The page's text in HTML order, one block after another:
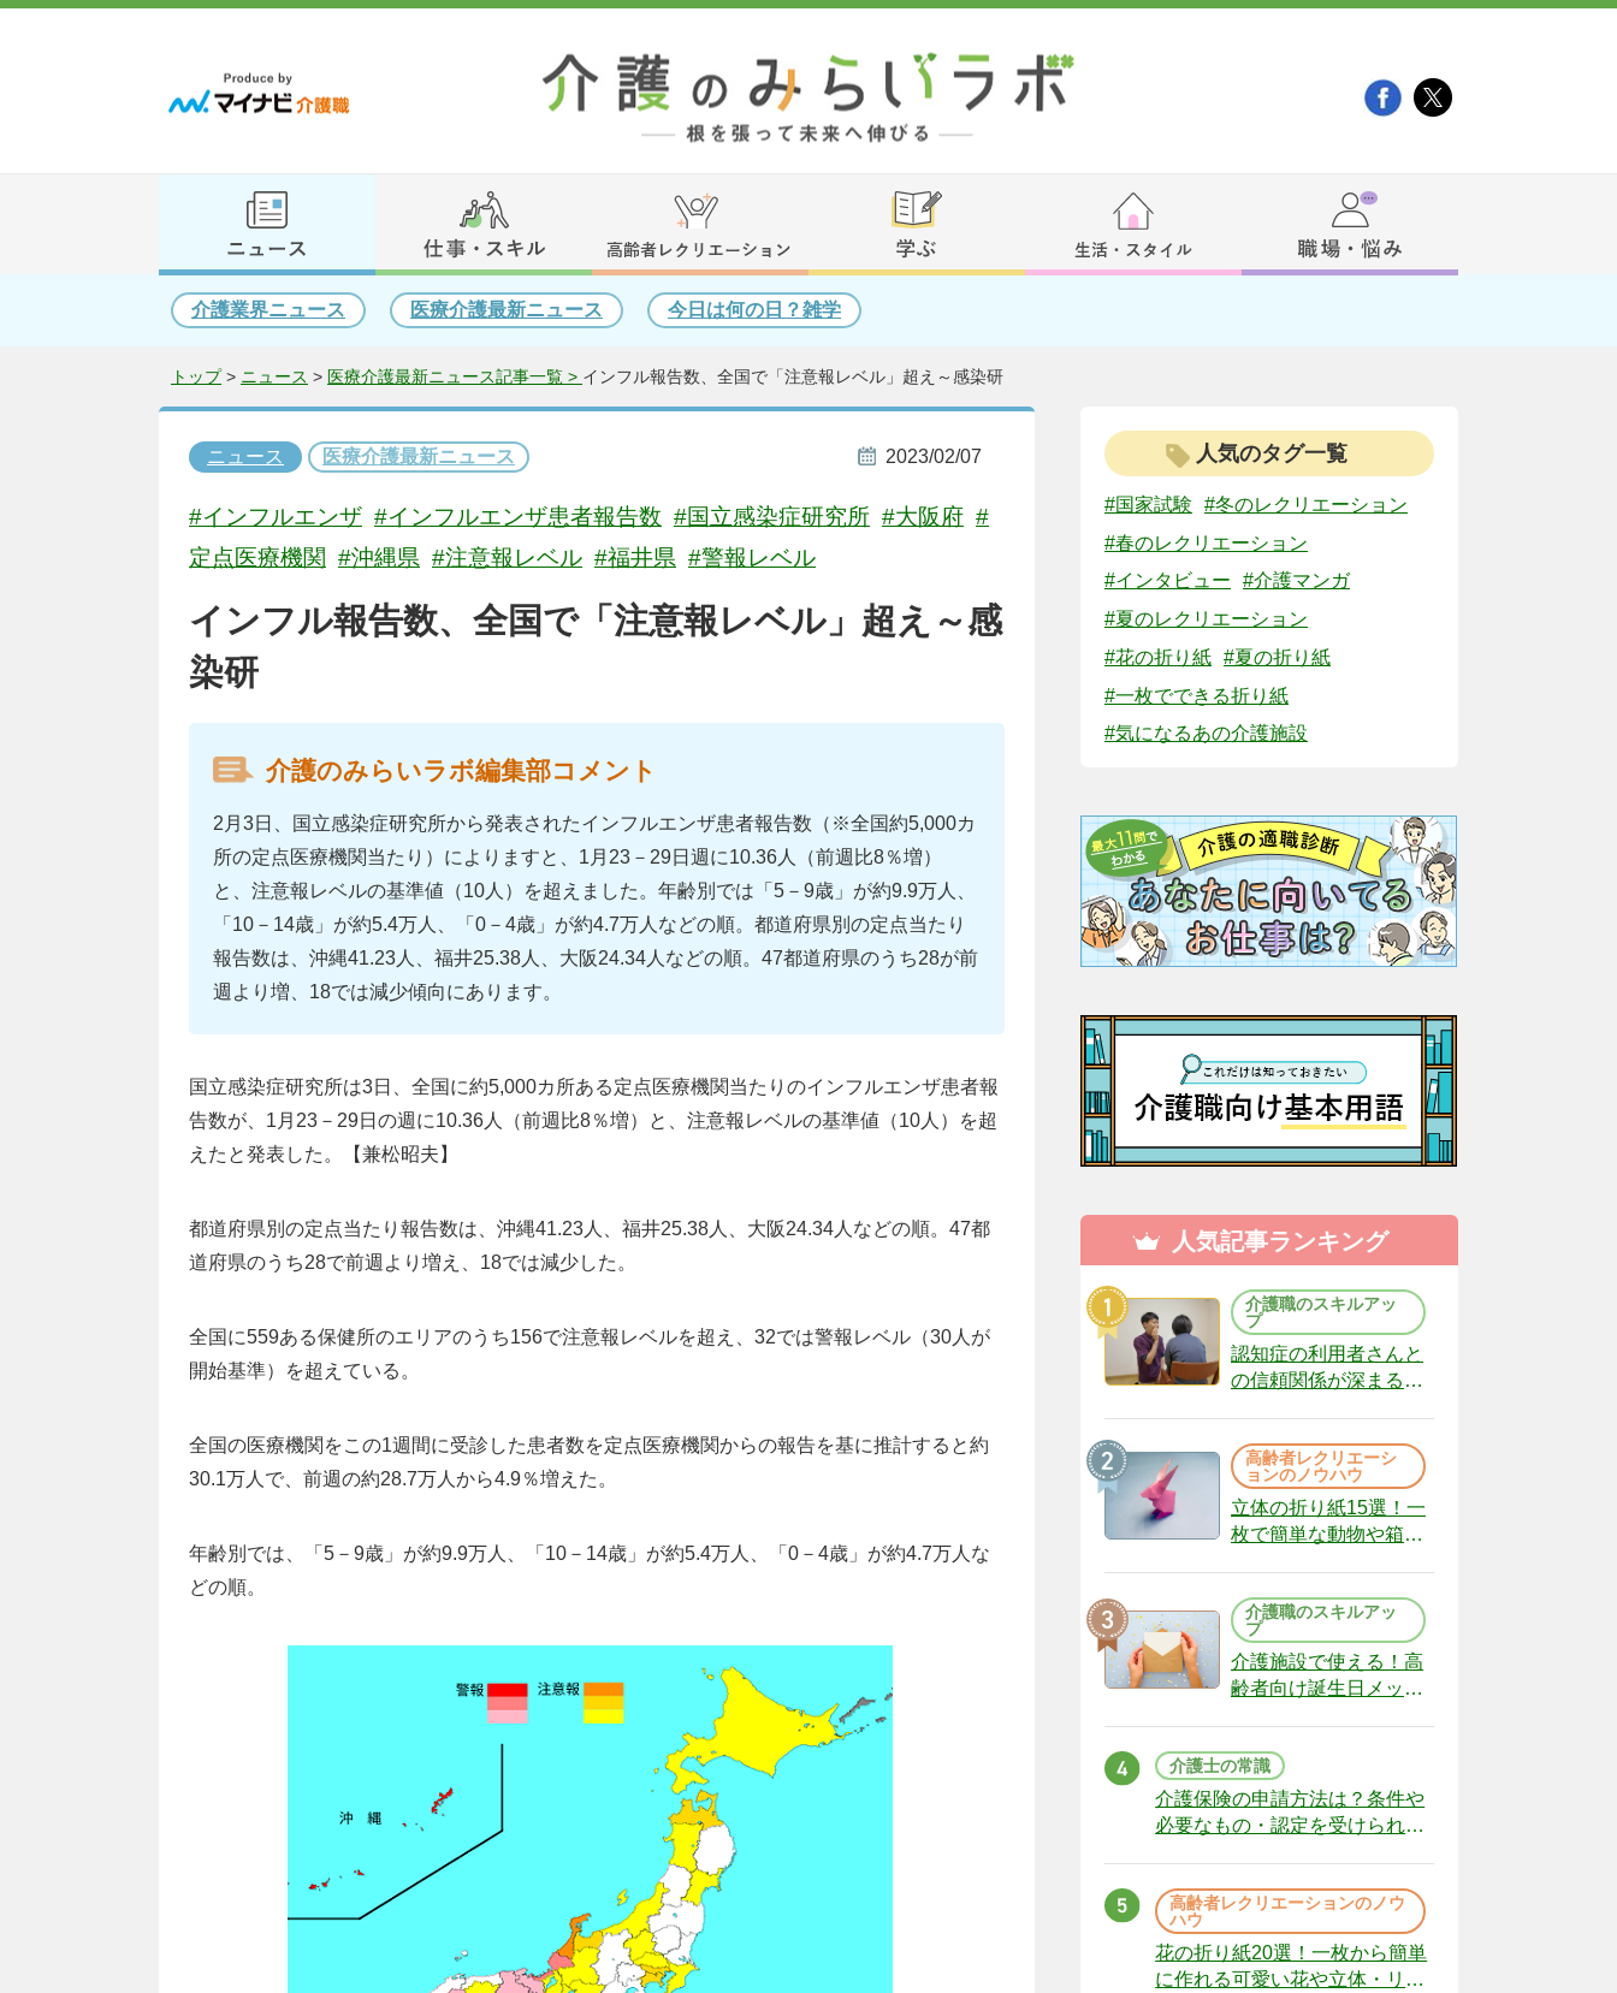
介護業界ニュース 医療介護最新ニュース 今日は何の日？雑学
トップ> ニュース > 医療介護最新ニュース記事一覧 > インフル報告数、全国で「注意報レベル」超え～感染研
ニュース 医療介護最新ニュース 2023/02/07
#インフルエンザ #インフルエンザ患者報告数 #国立感染症研究所 #大阪府 #
定点医療機関 #沖縄県 #注意報レベル #福井県 #警報レベル
インフル報告数、全国で「注意報レベル」超え～感
染研
介護のみらいラボ編集部コメント
2月3日、国立感染症研究所から発表されたインフルエンザ患者報告数（※全国約5,000カ
所の定点医療機関当たり）によりますと、1月23－29日週に10.36人（前週比8％増）
と、注意報レベルの基準値（10人）を超えました。年齢別では「5－9歳」が約9.9万人、
「10－14歳」が約5.4万人、「0－4歳」が約4.7万人などの順。都道府県別の定点当たり
報告数は、沖縄41.23人、福井25.38人、大阪24.34人などの順。47都道府県のうち28が前
週より増、18では減少傾向にあります。
国立感染症研究所は3日、全国に約5,000カ所ある定点医療機関当たりのインフルエンザ患者報
告数が、1月23－29日の週に10.36人（前週比8％増）と、注意報レベルの基準値（10人）を超
えたと発表した。【兼松昭夫】
都道府県別の定点当たり報告数は、沖縄41.23人、福井25.38人、大阪24.34人などの順。47都
道府県のうち28で前週より増え、18では減少した。
全国に559ある保健所のエリアのうち156で注意報レベルを超え、32では警報レベル（30人が
開始基準）を超えている。
全国の医療機関をこの1週間に受診した患者数を定点医療機関からの報告を基に推計すると約
30.1万人で、前週の約28.7万人から4.9％増えた。
年齢別では、「5－9歳」が約9.9万人、「10－14歳」が約5.4万人、「0－4歳」が約4.7万人な
どの順。
人気のタグ一覧
#国家試験
#冬のレクリエーション
#春のレクリエーション
#インタビュー
#介護マンガ
#夏のレクリエーション
#花の折り紙 #夏の折り紙
#一枚でできる折り紙
#気になるあの介護施設
人気記事ランキング
介護職のスキルアッ
プ
認知症の利用者さんと
の信頼関係が深まる声
（22）
高齢者レクリエーシ
ョンのノウハウ
立体の折り紙15選！一
枚で簡単な動物や箱、
介護職のスキルアッ
プ
介護施設で使える！高
齢者向け誕生日メッセ
介護士の常識
介護保険の申請方法は？条件や
必要なもの・認定を受けられな
高齢者レクリエーションのノウ
ハウ
花の折り紙20選！一枚から簡単
に作れる可愛い花や立体・リー